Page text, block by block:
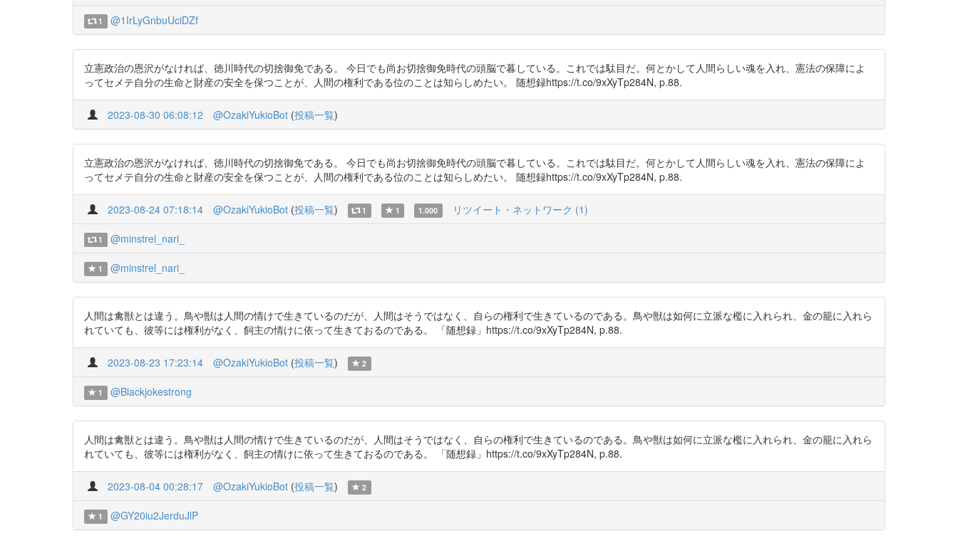
1 @1IrLyGnbuUciDZf
立憲政治の恩沢がなければ、徳川時代の切捨御免である。 今日でも尚お切捨御免時代の頭脳で暮している。これでは駄目だ。何とかして人間らしい魂を入れ、憲法の保障によ
ってセメテ自分の生命と財産の安全を保つことが、人間の権利である位のことは知らしめたい。 随想録https://t.co/9xXyTp284N, p.88.
2023-08-30 06:08:12 @OzakiYukioBot (投稿一覧)
立憲政治の恩沢がなければ、徳川時代の切捨御免である。 今日でも尚お切捨御免時代の頭脳で暮している。これでは駄目だ。何とかして人間らしい魂を入れ、憲法の保障によ
ってセメテ自分の生命と財産の安全を保つことが、人間の権利である位のことは知らしめたい。 随想録https://t.co/9xXyTp284N, p.88.
2023-08-24 07:18:14 @OzakiYukioBot (投稿一覧) 1 1 1.000 リツイート・ネットワーク (1)
1 @minstrel_nari_
1 @minstrel_nari_
人間は禽獣とは違う。鳥や獣は人間の情けで生きているのだが、人間はそうではなく、自らの権利で生きているのである。鳥や獣は如何に立派な檻に入れられ、金の籠に入れら
れていても、彼等には権利がなく、飼主の情けに依って生きておるのである。 「随想録」https://t.co/9xXyTp284N, p.88.
2023-08-23 17:23:14 @OzakiYukioBot (投稿一覧) 2
1 @Blackjokestrong
人間は禽獣とは違う。鳥や獣は人間の情けで生きているのだが、人間はそうではなく、自らの権利で生きているのである。鳥や獣は如何に立派な檻に入れられ、金の籠に入れら
れていても、彼等には権利がなく、飼主の情けに依って生きておるのである。 「随想録」https://t.co/9xXyTp284N, p.88.
2023-08-04 00:28:17 @OzakiYukioBot (投稿一覧) 2
1 @GY20iu2JerduJlP